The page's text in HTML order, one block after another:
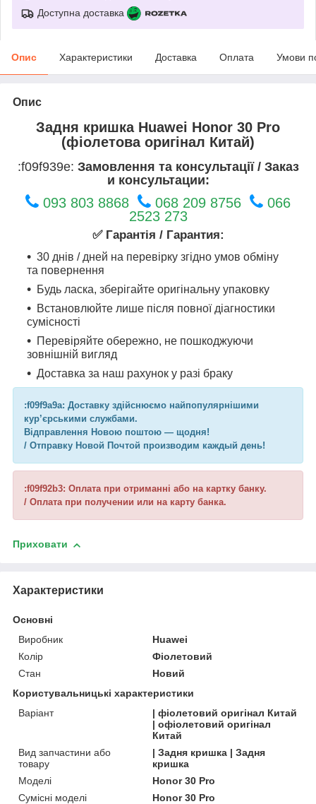
Доступна доставка
Опис Характеристики Доставка Оплата Умови
Опис
Задня кришка Huawei Honor 30 Pro
(фіолетова оригінал Китай)
:f09f939e: Замовлення та консультації / Заказ
и консультации:
093 803 8868 068 209 8756
066
2523 273
✅ Гарантія / Гарантия:
30 днів / дней на перевірку згідно умов обміну
та повернення
Будь ласка, зберігайте оригінальну упаковку
Встановлюйте лише після повної діагностики
сумісності
Перевіряйте обережно, не пошкоджуючи
зовнішній вигляд
Доставка за наш рахунок у разі браку
:f09f9a9a: Доставку здійснюємо найпопулярнішими
кур’єрськими службами.
Відправлення Новою поштою — щодня!
/ Отправку Новой Почтой производим каждый день!
:f09f92b3: Оплата при отриманні або на картку банку.
/ Оплата при получении или на карту банка.
Приховати
Характеристики
Основні
Виробник
Huawei
Колір
Фіолетовий
Стан
Новий
Користувальницькі характеристики
Варіант
| фіолетовий оригінал Китай
| офіолетовий оригінал
Китай
Вид запчастини або
товару
| Задня кришка | Задня
кришка
Моделі
Honor 30 Pro
Сумісні моделі
Honor 30 Pro